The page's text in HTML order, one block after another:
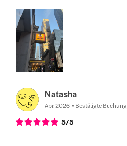
Natasha
Apr. 2026 Bestätigte Buchung
5/5